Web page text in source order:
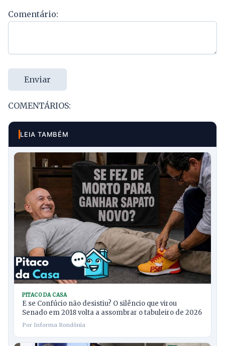
Comentário:
Enviar
COMENTÁRIOS:
LEIA TAMBÉM
PITACO DA CASA
E se Confúcio não desistiu? O silêncio que virou
Senado em 2018 volta a assombrar o tabuleiro de 2026
Por Informa Rondônia